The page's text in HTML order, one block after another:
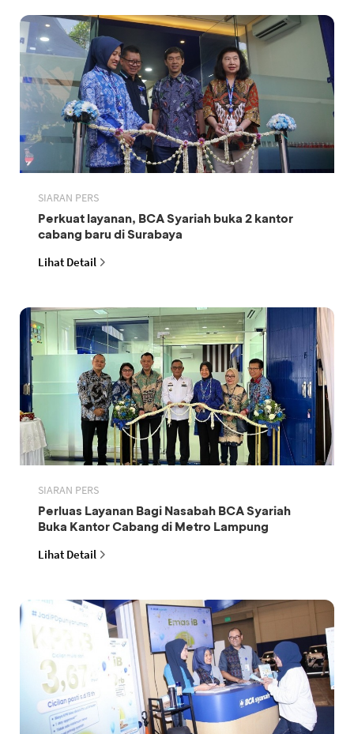
SIARAN PERS
Perkuat layanan, BCA Syariah buka 2 kantor
cabang baru di Surabaya
Lihat Detail
SIARAN PERS
Perluas Layanan Bagi Nasabah BCA Syariah
Buka Kantor Cabang di Metro Lampung
Lihat Detail